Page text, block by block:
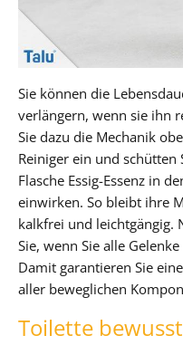
Sie können die
verlängern, wenn sie ihn
Sie dazu die Mechanik
Reiniger ein und schütten
Flasche Essig-Essenz in
einwirken. So bleibt ihre
kalkfrei und leichtgängig.
Sie, wenn Sie alle
Damit garantieren Sie
aller beweglichen
Toilette